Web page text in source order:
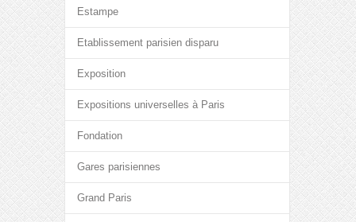
Estampe
Etablissement parisien disparu
Exposition
Expositions universelles à Paris
Fondation
Gares parisiennes
Grand Paris